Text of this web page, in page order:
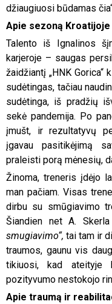
džiaugiuosi būdamas
Apie sezoną Kroatijoje
Talento iš Ignalinos
karjeroje – saugas
žaidžiantį „HNK
sudėtingas, tačiau
sudėtinga, iš pradžių
sekė pandemija. Po
įmušt, ir rezultatyvų
įgavau pasitikėjimą
praleisti porą mėnesių,
Žinoma, treneris įdėjo
man pačiam. Visas
dirbu su smūgiavimo
Šiandien net A.
smugiavimo“,tai tam ir
traumos, gaunu vis
tikiuosi, kad ateityje
pozityvumo nestokojo
Apie traumą ir